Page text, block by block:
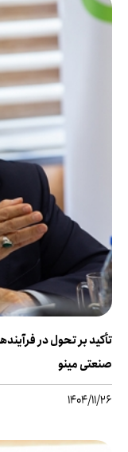
تأکید بر تحول در
صنعتی مینو
1404/11/26